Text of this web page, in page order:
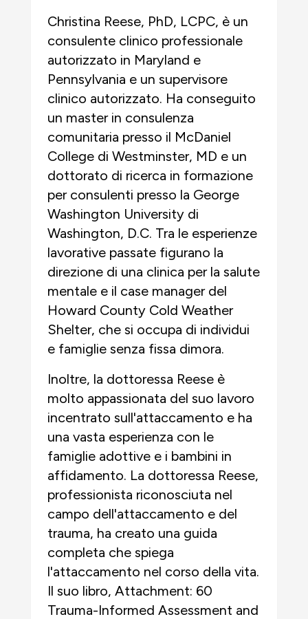
Christina Reese, PhD, LCPC, è un
consulente clinico professionale
autorizzato in Maryland e
Pennsylvania e un supervisore
clinico autorizzato. Ha conseguito
un master in consulenza
comunitaria presso il McDaniel
College di Westminster, MD e un
dottorato di ricerca in formazione
per consulenti presso la George
Washington University di
Washington, D.C. Tra le esperienze
lavorative passate figurano la
direzione di una clinica per la salute
mentale e il case manager del
Howard County Cold Weather
Shelter, che si occupa di individui
e famiglie senza fissa dimora.
Inoltre, la dottoressa Reese è
molto appassionata del suo lavoro
incentrato sull'attaccamento e ha
una vasta esperienza con le
famiglie adottive e i bambini in
affidamento. La dottoressa Reese,
professionista riconosciuta nel
campo dell'attaccamento e del
trauma, ha creato una guida
completa che spiega
l'attaccamento nel corso della vita.
Il suo libro, Attachment: 60
Trauma-Informed Assessment and